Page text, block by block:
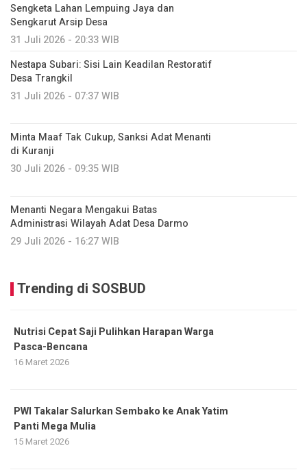
Sengketa Lahan Lempuing Jaya dan
Sengkarut Arsip Desa
31 Juli 2026 - 20:33 WIB
Nestapa Subari: Sisi Lain Keadilan Restoratif
Desa Trangkil
31 Juli 2026 - 07:37 WIB
Minta Maaf Tak Cukup, Sanksi Adat Menanti
di Kuranji
30 Juli 2026 - 09:35 WIB
Menanti Negara Mengakui Batas
Administrasi Wilayah Adat Desa Darmo
29 Juli 2026 - 16:27 WIB
Trending di SOSBUD
Nutrisi Cepat Saji Pulihkan Harapan Warga
Pasca-Bencana
16 Maret 2026
PWI Takalar Salurkan Sembako ke Anak Yatim
Panti Mega Mulia
15 Maret 2026